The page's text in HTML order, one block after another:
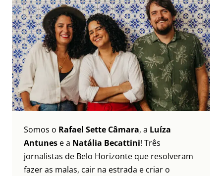
Somos o Rafael Sette Câmara, a Luíza
Antunes e a Natália Becattini! Três
jornalistas de Belo Horizonte que resolveram
fazer as malas, cair na estrada e criar o